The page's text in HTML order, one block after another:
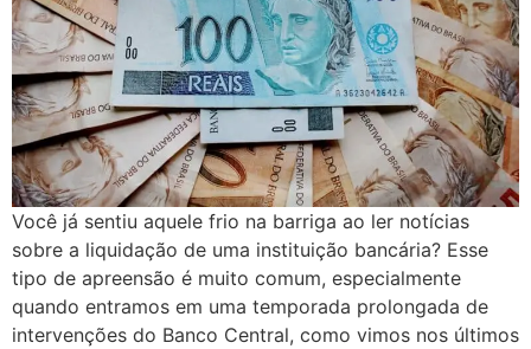
Você já sentiu aquele frio na barriga ao ler notícias
sobre a liquidação de uma instituição bancária? Esse
tipo de apreensão é muito comum, especialmente
quando entramos em uma temporada prolongada de
intervenções do Banco Central, como vimos nos últimos